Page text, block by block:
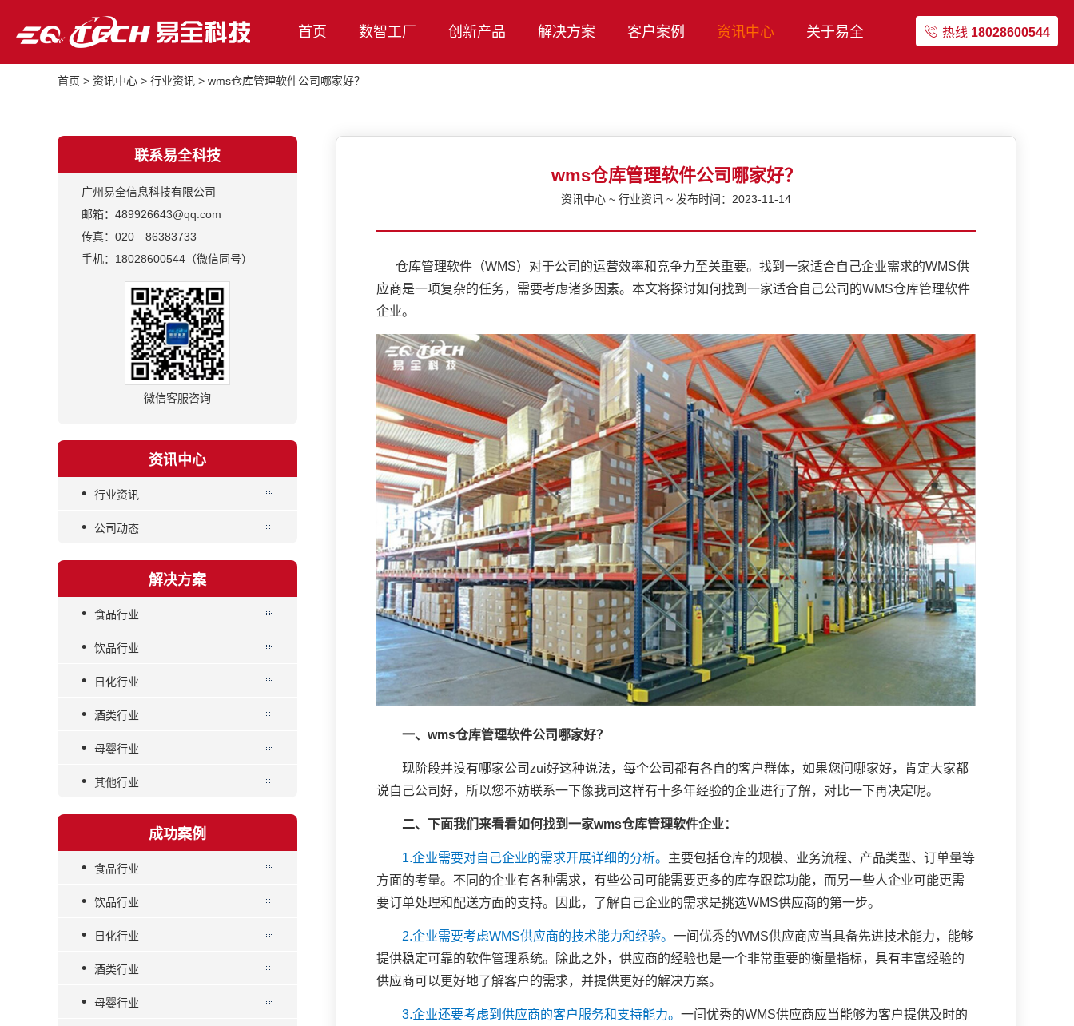
热线 18028600544
首页 数智工厂 创新产品 解决方案 客户案例 资讯中心 关于易全
首页 > 资讯中心 > 行业资讯 > wms仓库管理软件公司哪家好？
联系易全科技
广州易全信息科技有限公司
邮箱：489926643@qq.com
传真：020－86383733
手机：18028600544（微信同号）
微信客服咨询
资讯中心
• 行业资讯
• 公司动态
解决方案
• 食品行业
• 饮品行业
• 日化行业
• 酒类行业
• 母婴行业
• 其他行业
成功案例
• 食品行业
• 饮品行业
• 日化行业
• 酒类行业
• 母婴行业
wms仓库管理软件公司哪家好？
资讯中心 ~ 行业资讯 ~ 发布时间：2023-11-14
仓库管理软件（WMS）对于公司的运营效率和竞争力至关重要。找到一家适合自己企业需求的WMS供
应商是一项复杂的任务，需要考虑诸多因素。本文将探讨如何找到一家适合自己公司的WMS仓库管理软件
企业。
一、 wms仓库管理软件公司 哪家好？
现阶段并没有哪家公司zui好这种说法，每个公司都有各自的客户群体，如果您问哪家好，肯定大家都
说自己公司好，所以您不妨联系一下像我司这样有十多年经验的企业进行了解，对比一下再决定呢。
二、下面我们来看看如何找到一家wms仓库管理软件企业：
1.企业需要对自己企业的需求开展详细的分析。 主要包括仓库的规模、业务流程、产品类型、订单量等
方面的考量。不同的企业有各种需求，有些公司可能需要更多的库存跟踪功能，而另一些人企业可能更需
要订单处理和配送方面的支持。因此，了解自己企业的需求是挑选WMS供应商的第一步。
2.企业需要考虑WMS供应商的技术能力和经验。 一间优秀的WMS供应商应当具备先进技术能力，能够
提供稳定可靠的软件管理系统。除此之外，供应商的经验也是一个非常重要的衡量指标，具有丰富经验的
供应商可以更好地了解客户的需求，并提供更好的解决方案。
3.企业还要考虑到供应商的客户服务和支持能力。 一间优秀的WMS供应商应当能够为客户提供及时的